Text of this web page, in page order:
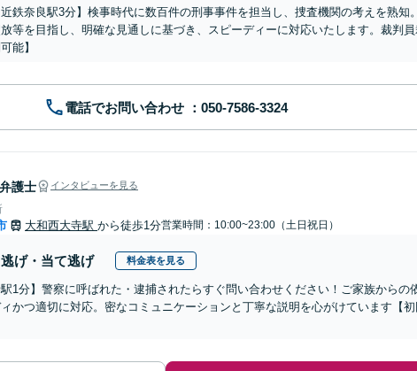
近鉄奈良駅3分】検事時代に数百件の刑事事件を担当し、捜査機関の考えを熟知
等を目指し、明確な見通しに基づき、スピーディーに対応いたします。裁判
能】
電話でお問い合わせ
弁護士 インタビューを見る
大和西大寺駅 から徒歩1分営業時間：10:00~23:00（土日祝日）
げ・当て逃げ 料金表を見る
駅1分】警察に呼ばれた・逮捕されたらすぐ問い合わせください！ご家族からの
かつ適切に対応。密なコミュニケーションと丁寧な説明を心がけています【